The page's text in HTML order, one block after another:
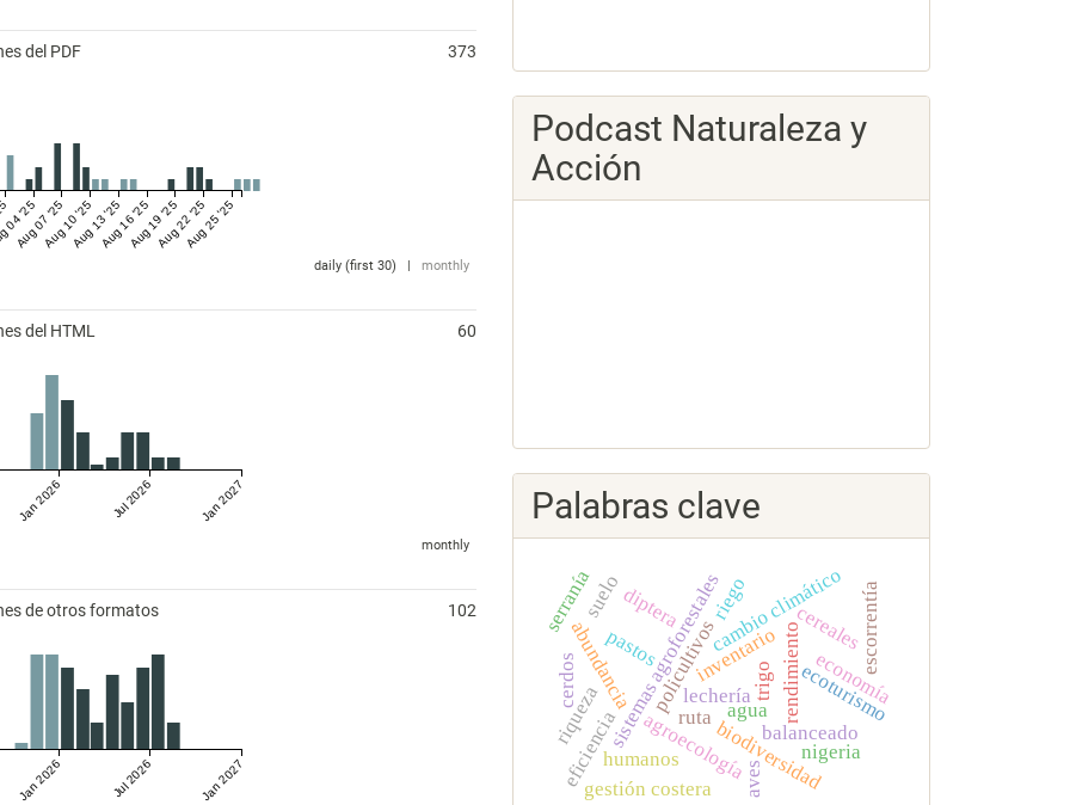
del PDF 373
'25
Aug 07 '25Aug 10 '25Aug 13 '25Aug 16 '25Aug 19 '25Aug 22 '25Aug 25 '25
daily (first 30) | monthly
del HTML 60
Jan 2026 Jul 2026 Jan 2027
monthly
de otros formatos 102
Jan 2026 Jul 2026 Jan 2027
Podcast Naturaleza y
Acción
Palabras clave
pastos
lechería rendimientocereales
balanceado
policultivos
biodiversidad
cambio climático
sistemas agroforestales
agroecología
abundancia
aves
inventario
ruta ecoturismo
diptera
riqueza
eficiencia
economía
trigo
nigeria
agua
riego
cerdos
humanos
escorrentía
suelo
serranía
gestión costera